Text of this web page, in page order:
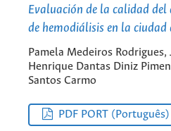
Evaluación de la calidad del
de hemodiálisis en la ciudad
Pamela Medeiros
Henrique Dantas Diniz
Santos Carmo
PDF PORT (Português)